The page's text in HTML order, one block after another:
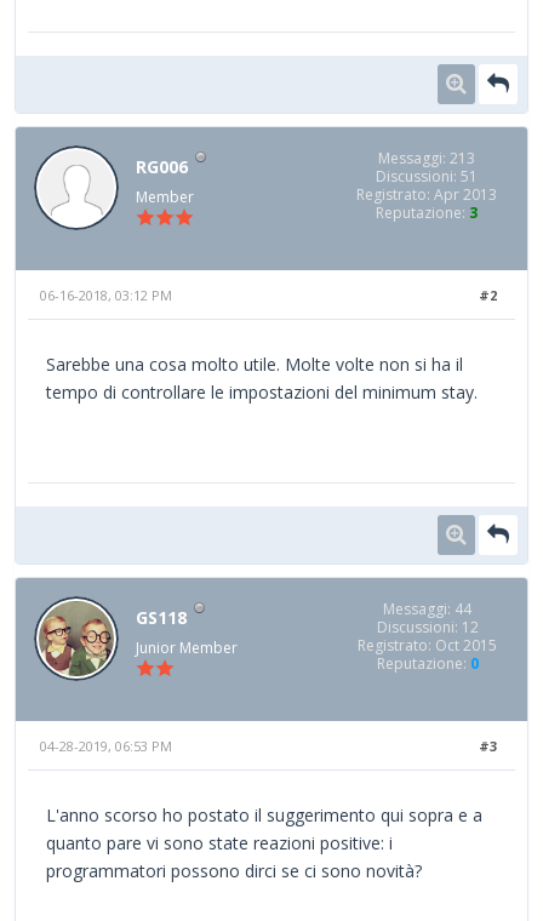
RG006
Member
Messaggi: 213
Discussioni: 51
Registrato: Apr 2013
Reputazione: 3
#2
06-16-2018, 03:12 PM
Sarebbe una cosa molto utile. Molte volte non si ha il
tempo di controllare le impostazioni del minimum stay.
GS118
Junior Member
Messaggi: 44
Discussioni: 12
Registrato: Oct 2015
Reputazione: 0
#3
04-28-2019, 06:53 PM
L'anno scorso ho postato il suggerimento qui sopra e a
quanto pare vi sono state reazioni positive: i
programmatori possono dirci se ci sono novità?